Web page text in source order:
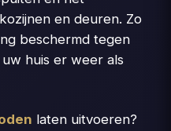
en deuren. Zo
beschermd tegen
huis er weer als
laten uitvoeren?